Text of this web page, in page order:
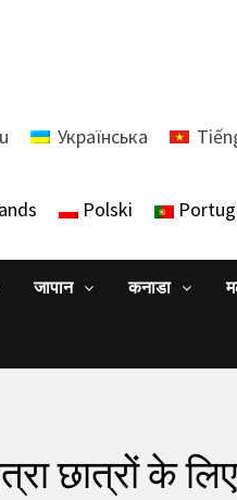
Українська
Polski
जापान कनाडा
छात्रों के